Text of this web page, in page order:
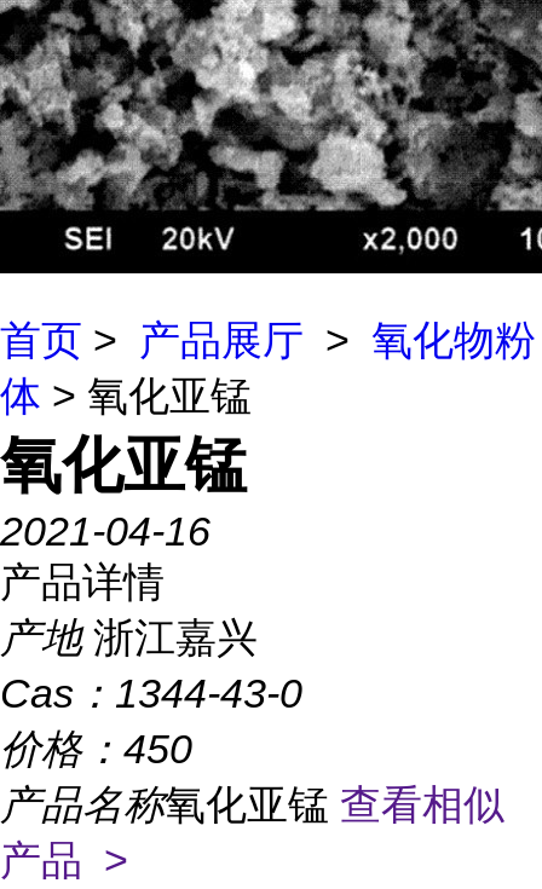
首页 > 产品展厅 > 氧化物粉
体 > 氧化亚锰
氧化亚锰
2021-04-16
产品详情
产地 浙江嘉兴
Cas： 1344-43-0
价格： 450
产品名称氧化亚锰 查看相似
产品 >